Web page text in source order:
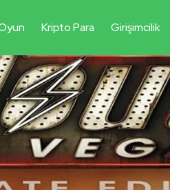
Kripto Para Girişimcilik